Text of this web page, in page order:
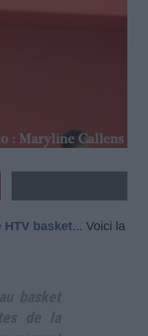
basket... Voici la